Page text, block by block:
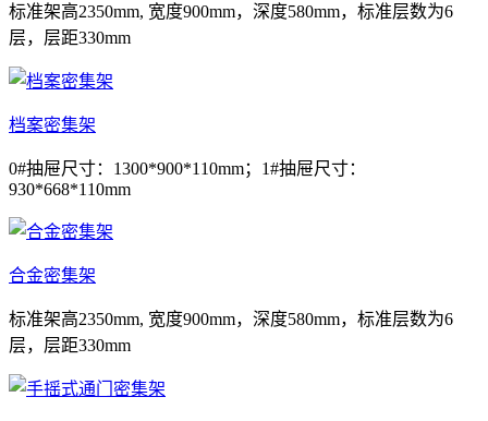
标准架高2350mm, 宽度900mm，深度580mm，标准层数为6
层，层距330mm
档案密集架
0#抽屉尺寸：1300*900*110mm；1#抽屉尺寸：
930*668*110mm
合金密集架
标准架高2350mm, 宽度900mm，深度580mm，标准层数为6
层，层距330mm